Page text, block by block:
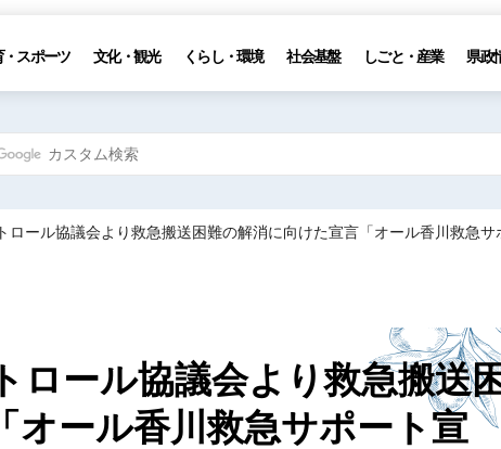
スポーツ 文化・観光 くらし・環境 社会基盤 しごと・産業 県政
ロール協議会より救急搬送困難の解消に向けた宣言「オール香川救急サ
ロール協議会より救急搬送
オール香川救急サポート宣